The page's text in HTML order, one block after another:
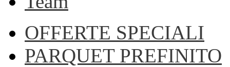
OFFERTE SPECIALI
PARQUET PREFINITO